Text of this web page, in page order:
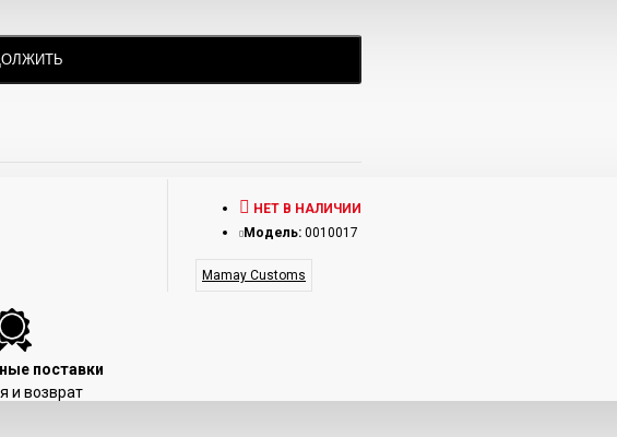
НЕТ В НАЛИЧИИ
Модель: 0010017
Mamay Customs
поставки
и возврат